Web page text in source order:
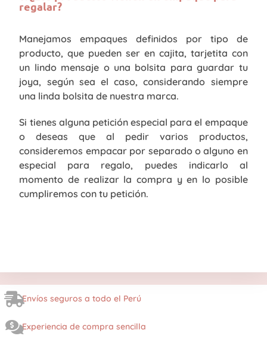
regalar?
Manejamos empaques definidos por tipo de
producto, que pueden ser en cajita, tarjetita con
un lindo mensaje o una bolsita para guardar tu
joya, según sea el caso, considerando siempre
una linda bolsita de nuestra marca.
Si tienes alguna petición especial para el empaque
o deseas que al pedir varios productos,
consideremos empacar por separado o alguno en
especial para regalo, puedes indicarlo al
momento de realizar la compra y en lo posible
cumpliremos con tu petición.
Envíos seguros a todo el Perú
Experiencia de compra sencilla